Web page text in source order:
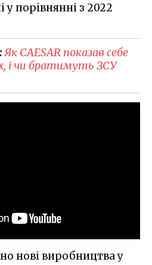
у порівнянні з 2022
Як CAESAR показав себе
і чи братимуть ЗСУ
нові виробництва у